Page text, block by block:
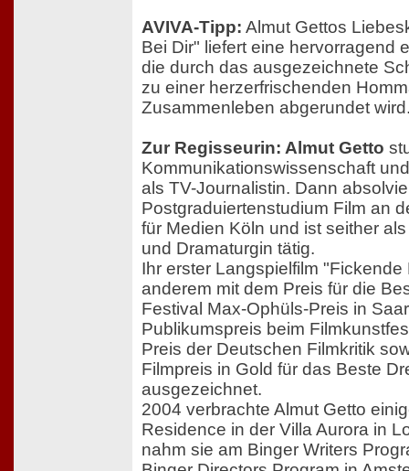
AVIVA-Tipp: Almut Gettos
Bei Dir" liefert eine hervorragend
die durch das ausgezeichnete
zu einer herzerfrischenden
Zusammenleben abgerundet
Zur Regisseurin: Almut Getto
Kommunikationswissenschaft
als TV-Journalistin. Dann
Postgraduiertenstudium Film an
für Medien Köln und ist seither
und Dramaturgin tätig.
Ihr erster Langspielfilm
anderem mit dem Preis für die
Festival Max-Ophüls-Preis in
Publikumspreis beim
Preis der Deutschen Filmkritik
Filmpreis in Gold für das Beste
ausgezeichnet.
2004 verbrachte Almut Getto
Residence in der Villa Aurora in
nahm sie am Binger Writers